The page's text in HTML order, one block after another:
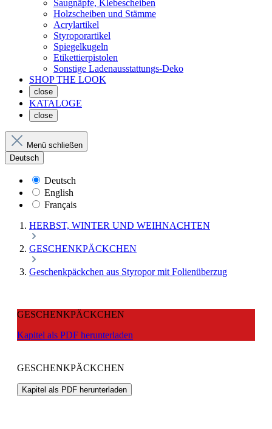
Saugnäpfe, Klebescheiben
Holzscheiben und Stämme
Acrylartikel
Styroporartikel
Spiegelkugeln
Etikettierpistolen
Sonstige Ladenausstattungs-Deko
SHOP THE LOOK
close
KATALOGE
close
Menü schließen
Deutsch
Deutsch
English
Français
HERBST, WINTER UND WEIHNACHTEN
GESCHENKPÄCKCHEN
Geschenkpäckchen aus Styropor mit Folienüberzug
GESCHENKPÄCKCHEN
Kapitel als PDF herunterladen
GESCHENKPÄCKCHEN
Kapitel als PDF herunterladen